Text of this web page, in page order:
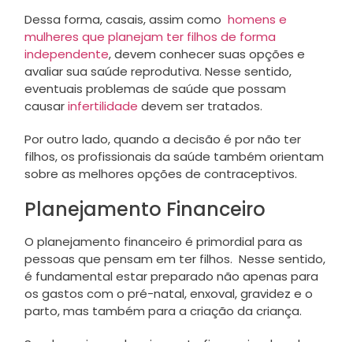
Dessa forma, casais, assim como homens e
mulheres que planejam ter filhos de forma
independente, devem conhecer suas opções e
avaliar sua saúde reprodutiva. Nesse sentido,
eventuais problemas de saúde que possam
causarinfertilidade devem ser tratados.
Por outro lado, quando a decisão é por não ter
filhos, os profissionais da saúde também orientam
sobre as melhores opções de contraceptivos.
Planejamento Financeiro
O planejamento financeiro é primordial para as
pessoas que pensam em ter filhos. Nesse sentido,
é fundamental estar preparado não apenas para
os gastos com o pré-natal, enxoval, gravidez e o
parto, mas também para a criação da criança.